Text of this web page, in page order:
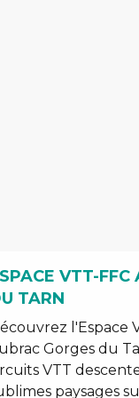
VTT-FFC
TARN
l'Espace
Gorges du
VTT
paysages